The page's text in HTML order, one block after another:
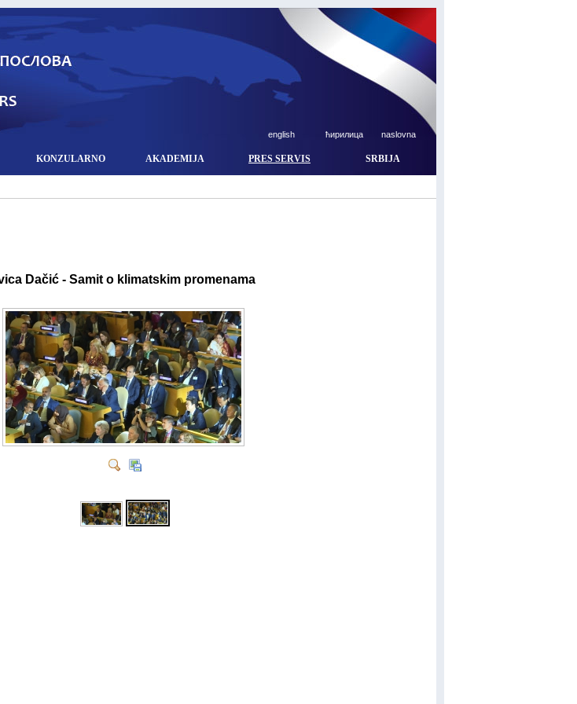
english ћирилица naslovna
KONZULARNO AKADEMIJA PRES SERVIS SRBIJA
Dačić - Samit o klimatskim promenama